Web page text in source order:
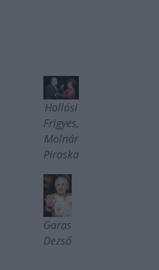
Hollósi
Frigyes,
Molnár
Piroska
Garas
Dezső